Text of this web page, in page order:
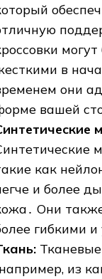
в
они
вашей
как
и более
Они
гибкими
из